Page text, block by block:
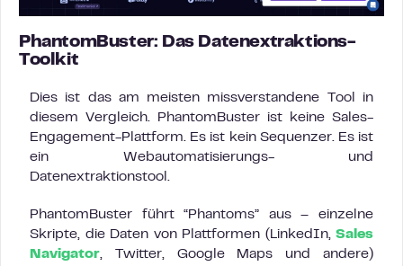
PhantomBuster: Das Datenextraktions-
Toolkit
Dies ist das am meisten missverstandene Tool in
diesem Vergleich. PhantomBuster ist keine Sales-
Engagement-Plattform. Es ist kein Sequenzer. Es ist
ein Webautomatisierungs- und
Datenextraktionstool.
PhantomBuster führt “Phantoms” aus – einzelne
Skripte, die Daten von Plattformen (LinkedIn, Sales
Navigator, Twitter, Google Maps und andere)